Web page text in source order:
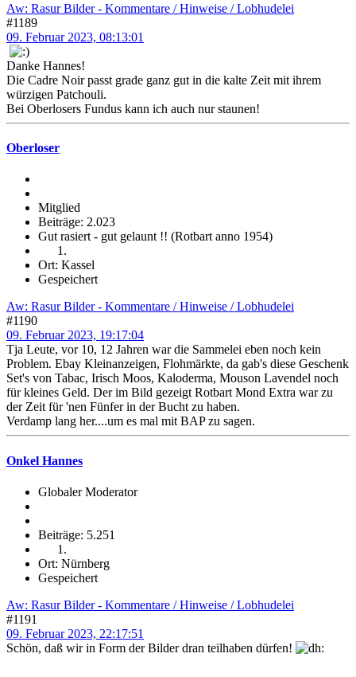
Aw: Rasur Bilder - Kommentare / Hinweise / Lobhudelei
#1189
09. Februar 2023, 08:13:01
Danke Hannes!
Die Cadre Noir passt grade ganz gut in die kalte Zeit mit ihrem
würzigen Patchouli.
Bei Oberlosers Fundus kann ich auch nur staunen!
Oberloser
Mitglied
Beiträge: 2.023
Gut rasiert - gut gelaunt !! (Rotbart anno 1954)
Ort: Kassel
Gespeichert
Aw: Rasur Bilder - Kommentare / Hinweise / Lobhudelei
#1190
09. Februar 2023, 19:17:04
Tja Leute, vor 10, 12 Jahren war die Sammelei eben noch kein
Problem. Ebay Kleinanzeigen, Flohmärkte, da gab's diese Geschenk
Set's von Tabac, Irisch Moos, Kaloderma, Mouson Lavendel noch
für kleines Geld. Der im Bild gezeigt Rotbart Mond Extra war zu
der Zeit für 'nen Fünfer in der Bucht zu haben.
Verdamp lang her....um es mal mit BAP zu sagen.
Onkel Hannes
Globaler Moderator
Beiträge: 5.251
Ort: Nürnberg
Gespeichert
Aw: Rasur Bilder - Kommentare / Hinweise / Lobhudelei
#1191
09. Februar 2023, 22:17:51
Schön, daß wir in Form der Bilder dran teilhaben dürfen!